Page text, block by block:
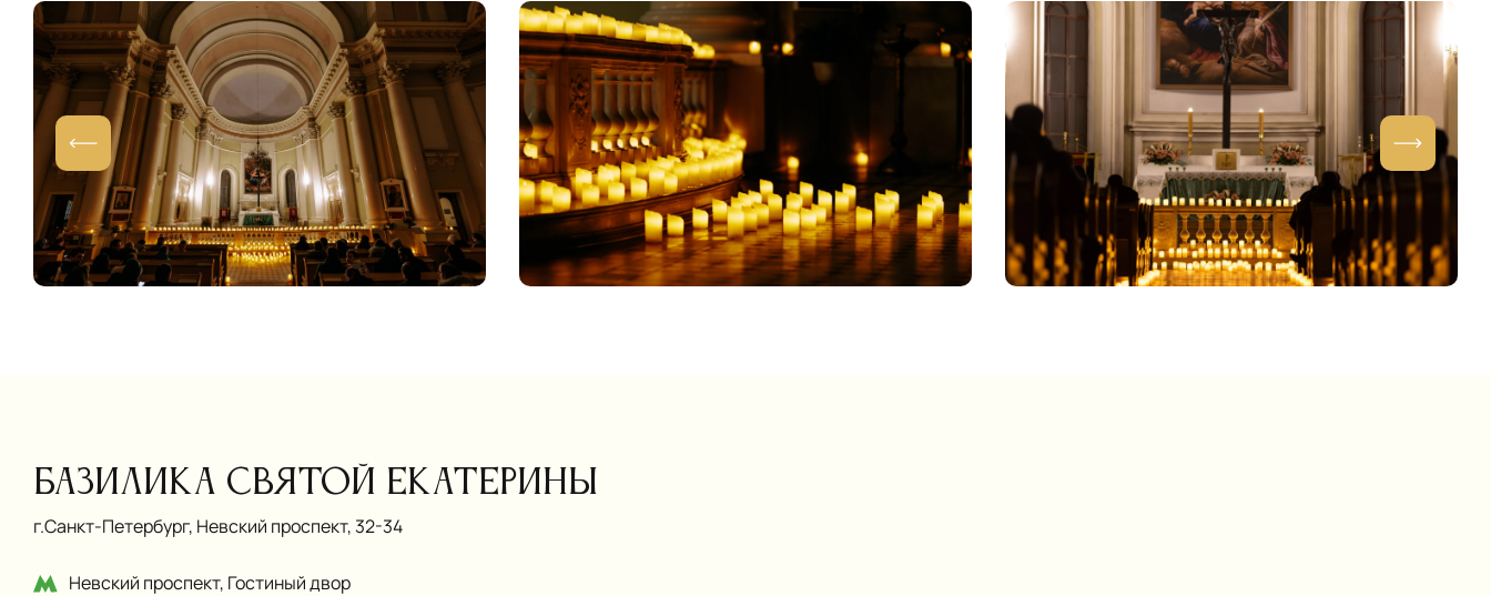
Базилика Святой Екатерины
г.Санкт‑Петербург, Невский проспект, 32-34
Невский проспект, Гостиный двор